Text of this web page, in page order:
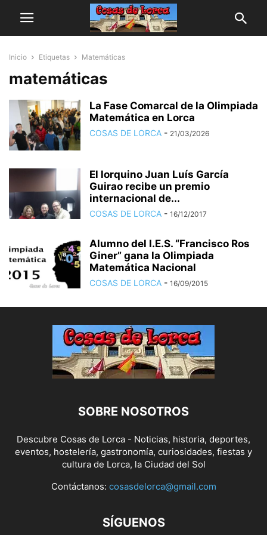
Inicio Etiquetas Matemáticas
matemáticas
La Fase Comarcal de la Olimpiada
Matemática en Lorca
COSAS DE LORCA - 21/03/2026
El lorquino Juan Luís García
Guirao recibe un premio
internacional de...
COSAS DE LORCA - 16/12/2017
Alumno del I.E.S. “Francisco Ros
Giner” gana la Olimpiada
Matemática Nacional
COSAS DE LORCA - 16/09/2015
SOBRE NOSOTROS
Descubre Cosas de Lorca - Noticias, historia, deportes,
eventos, hostelería, gastronomía, curiosidades, fiestas y
cultura de Lorca, la Ciudad del Sol
Contáctanos: cosasdelorca@gmail.com
SÍGUENOS